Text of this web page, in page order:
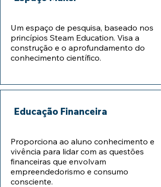
Um espaço de pesquisa, baseado nos
princípios Steam Education. Visa a
construção e o aprofundamento do
conhecimento científico.
Educação Financeira
Proporciona ao aluno conhecimento e
vivência para lidar com as questões
financeiras que envolvam
empreendedorismo e consumo
consciente.